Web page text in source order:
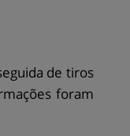
de tiros
foram